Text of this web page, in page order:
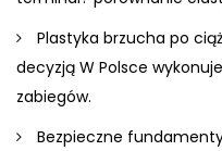
Plastyka brzucha po
decyzją W Polsce
zabiegów.
Bezpieczne